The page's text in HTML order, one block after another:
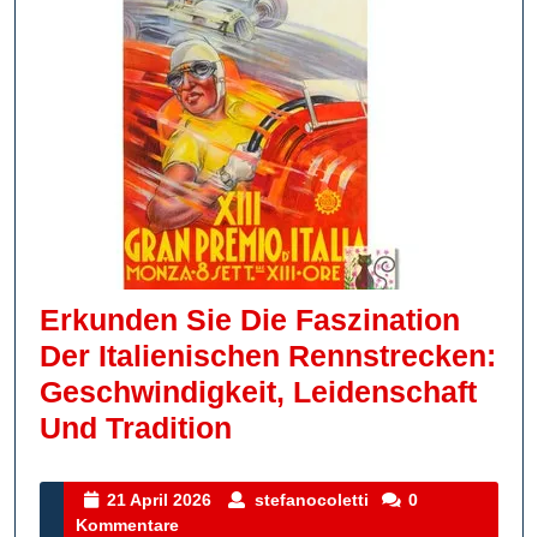
Erkunden Sie Die Faszination
Der Italienischen Rennstrecken:
Geschwindigkeit, Leidenschaft
Und Tradition
Die
21 April 2026
21
stefanocoletti stefanocoletti
0
Kommentare